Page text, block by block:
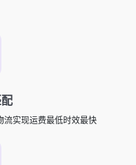
流实现运费最低时效最快